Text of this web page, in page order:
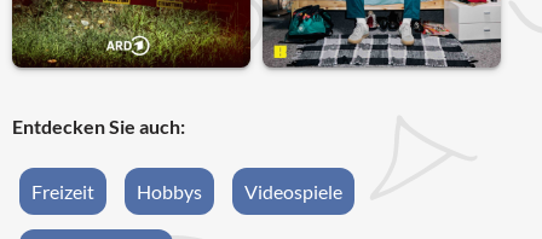
Entdecken Sie auch:
Freizeit Hobbys Videospiele